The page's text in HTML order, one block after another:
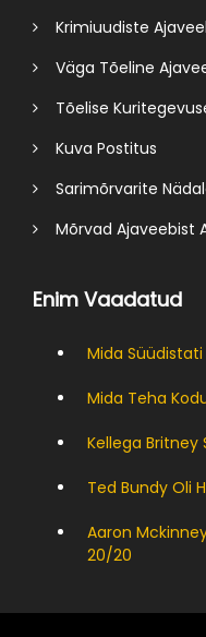
Krimiuudiste
Väga Tõeline
Tõelise
Kuva Postitus
Sarimõrvarite
Mõrvad Ajaveebist
Enim Vaadatud
Mida Süüdistati
Mida Teha
Kellega Britney
Ted Bundy Oli
Aaron
20/20